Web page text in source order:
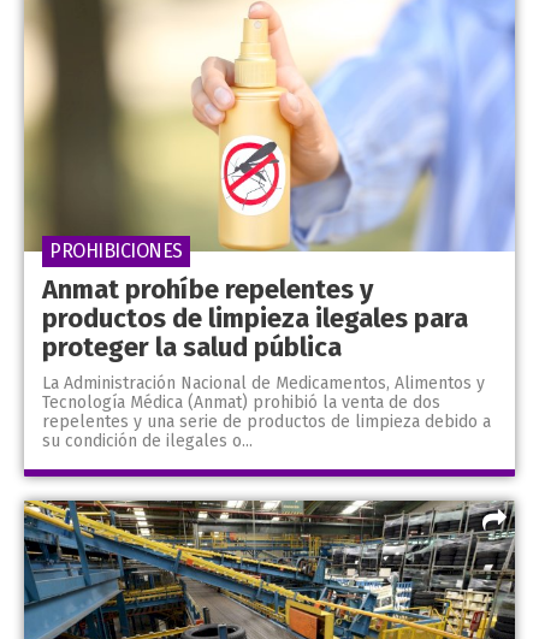
Anmat prohíbe repelentes y
productos de limpieza ilegales para
proteger la salud pública
La Administración Nacional de Medicamentos, Alimentos y
Tecnología Médica (Anmat) prohibió la venta de dos
repelentes y una serie de productos de limpieza debido a
su condición de ilegales o...
PROHIBICIONES